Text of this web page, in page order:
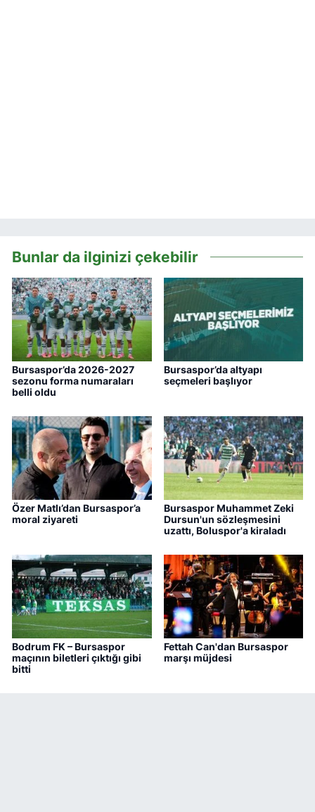
Bunlar da ilginizi çekebilir
Bursaspor’da 2026-2027
sezonu forma numaraları
belli oldu
Bursaspor’da altyapı
seçmeleri başlıyor
Özer Matlı’dan Bursaspor’a
moral ziyareti
Bursaspor Muhammet Zeki
Dursun'un sözleşmesini
uzattı, Boluspor'a kiraladı
Bodrum FK – Bursaspor
maçının biletleri çıktığı gibi
bitti
Fettah Can'dan Bursaspor
marşı müjdesi